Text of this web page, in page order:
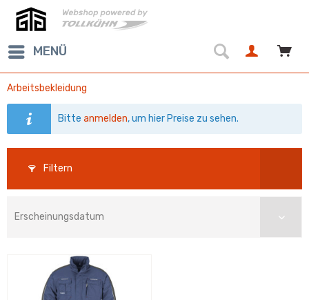
MENÜ
Arbeitsbekleidung
Bitteanmelden, um hier Preise zu sehen.
Filtern